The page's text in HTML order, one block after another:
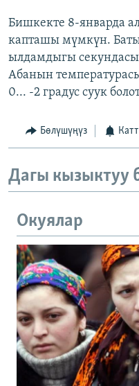
Бишкекте 8-январда
капташы мүмкүн.
ылдамдыгы
Абанын
0... -2 градус суук
Бөлүшүңүз
Дагы кызыктуу
Окуялар